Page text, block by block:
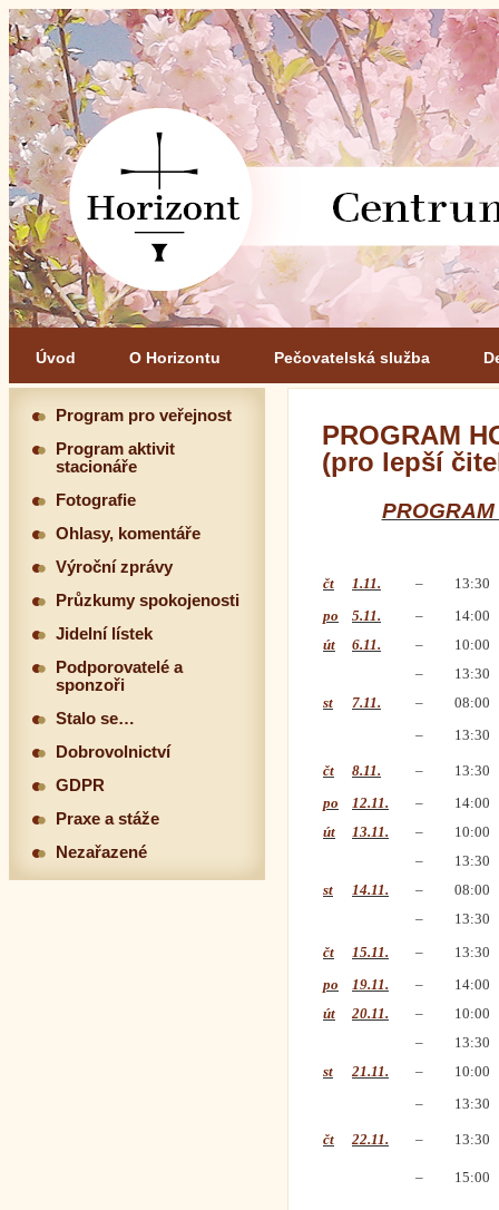
Úvod O Horizontu Pečovatelská služba
PROGRAM
(pro lepší
čt 1.11. –
13:30
po
5.11. –
14:00
út
6.11. –
10:00
–
13:30
st
7.11. –
08:00
–
13:30
čt 8.11. –
13:30
po
12.11. –
14:00
út
13.11. –
10:00
–
13:30
st
14.11. –
08:00
–
13:30
čt
15.11. –
13:30
po
19.11. –
14:00
út
20.11. –
10:00
–
13:30
st
21.11. –
10:00
–
13:30
čt 22.11. – 13:30
– 15:00
Program pro veřejnost
Program aktivit
stacionáře
Fotografie
Ohlasy, komentáře
Výroční zprávy
Průzkumy spokojenosti
Jidelní lístek
Podporovatelé a
sponzoři
Stalo se…
Dobrovolnictví
GDPR
Praxe a stáže
Nezařazené